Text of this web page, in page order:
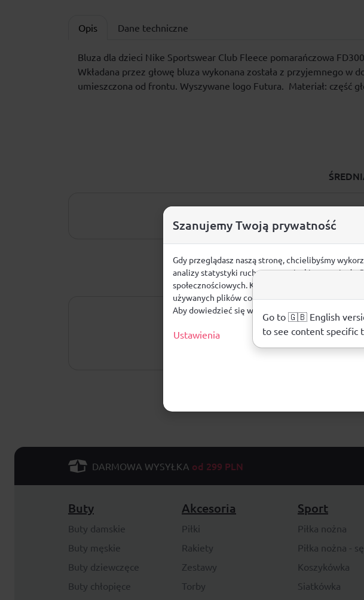
Opis Dane techniczne
Bluza dla dzieci Nike Sportswear Club Fleece pomarańczowa
Wkładana przez głowę bluza wykonana została z przyjemnego
umieszczona od frontu. Wyszywane logo Futura. Materiał: część
Nie ma
Nie ma
DARMOWA WYSYŁKA od 299 PLN
Buty
Buty damskie
Buty męskie
Buty dziewczęce
Buty chłopięce
Akcesoria
Piłki
Rakiety
Zestawy
Torby
Sport
Piłka nożna
Piłka nożna -
Koszykówka
Siatkówka
Szanujemy Twoją prywatność
Gdy przeglądasz naszą stronę, chcielibyśmy
analizy statystyki ruchu na stronie, kierowania do
społecznościowych. Kliknij poniżej, by wyrazić
używanych plików cookies.
Aby dowiedzieć się więcej o plikach cookie i tym,
Ustawienia
Go to 🇬🇧 English
to see content specific